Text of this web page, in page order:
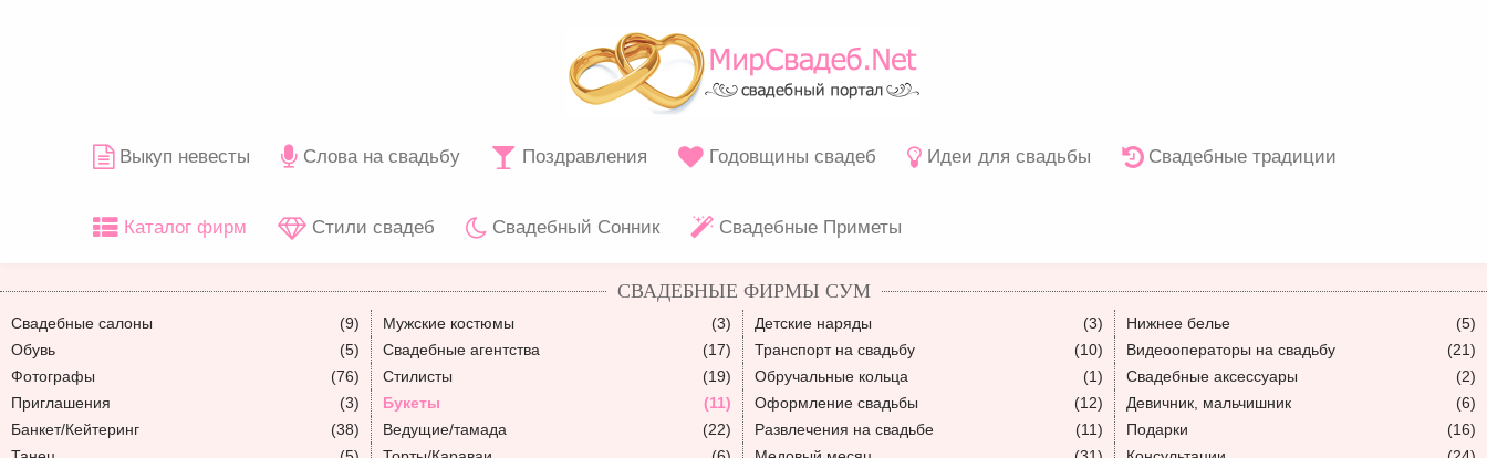
Выкуп невесты Слова на свадьбу Поздравления Годовщины свадеб Идеи для свадьбы Свадебные традиции
Каталог фирм Стили свадеб Свадебный Сонник Свадебные Приметы
СВАДЕБНЫЕ ФИРМЫ СУМ
Свадебные салоны (9) Мужские костюмы (3) Детские наряды (3) Нижнее белье
(5)
Обувь
(5) Свадебные агентства (17) Транспорт на свадьбу (10) Видеооператоры на свадьбу
(21)
Фотографы
(76) Стилисты (19) Обручальные кольца (1) Свадебные аксессуары
(2)
Приглашения
(3) Букеты (11) Оформление свадьбы (12) Девичник, мальчишник
(6)
Банкет/Кейтеринг
(38) Ведущие/тамада (22) Развлечения на свадьбе (11) Подарки
(16)